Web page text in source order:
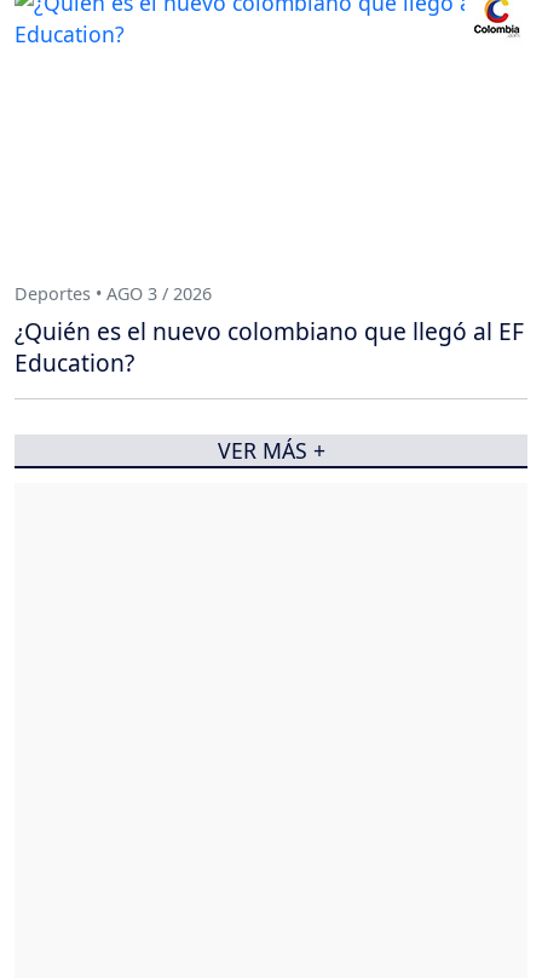
Deportes • AGO 3 / 2026
¿Quién es el nuevo colombiano que llegó al EF
Education?
VER MÁS +